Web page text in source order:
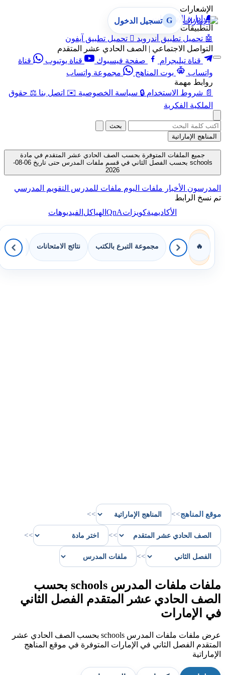
الإشعارات
🔔 إدارة الإشعارات
التطبيقات
🤖 تحميل تطبيق أندرويد  تحميل تطبيق آيفون
التواصل الاجتماعي | الصف الحادي عشر المتقدم
قناة تيليجرام
صفحة فيسبوك قناة يوتيوب
قناة
واتساب
بوت المناهج
مجموعة واتساب
روابط مهمة
📄 شروط الاستخدام 🔒 سياسة الخصوصية ✉️ اتصل بنا ⚖️ حقوق
الملكية الفكرية
G تسجيل الدخول
بحث
المناهج الإماراتية
جميع الملفات المتوفرة بحسب الصف الحادي عشر المتقدم في مادة
schools بحسب الفصل الثاني في قسم ملفات المدرس حتى تاريخ 06-08-
2026
المدرسون الأخبار ملفات اليوم ملفات للمدرس التقويم المدرسي
تم نسخ الرابط
الأكاديميةكويزاتQnAالهياكلالفيديوهات
🔥 مجموعة التبرع بالكتب نتائج الامتحانات
موقع المناهج>>
>>
>>
>>
>>
ملفات ملفات المدرس schools بحسب
الصف الحادي عشر المتقدم الفصل الثاني
في الإمارات
عرض ملفات ملفات المدرس schools بحسب الصف الحادي عشر
المتقدم الفصل الثاني في الإمارات المتوفرة في موقع المناهج
الإماراتية